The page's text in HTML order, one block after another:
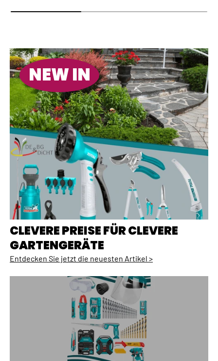
NEW IN
CLEVERE PREISE FÜR CLEVERE
GARTENGERÄTE
Entdecken Sie jetzt die neuesten Artikel >